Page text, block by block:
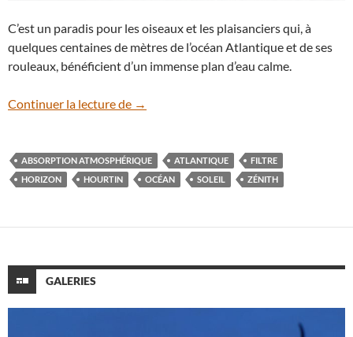
C’est un paradis pour les oiseaux et les plaisanciers qui, à
quelques centaines de mètres de l’océan Atlantique et de ses
rouleaux, bénéficient d’un immense plan d’eau calme.
Continuer la lecture de Le Soleil dans le lac
→
ABSORPTION ATMOSPHÉRIQUE ATLANTIQUE
FILTRE
HORIZON
HOURTIN OCÉAN SOLEIL ZÉNITH
GALERIES